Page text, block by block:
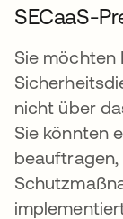
SECaaS-
Sie möchten
nicht über
Sie könnten